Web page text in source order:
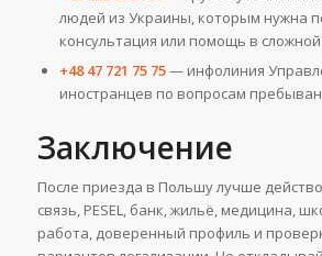
людей из Украины, которым нужна
консультация или помощь в
+48 47 721 75 75— инфолиния
иностранцев по вопросам
Заключение
После приезда в Польшу лучше
связь, PESEL, банк, жильё, медицина,
работа, доверенный профиль и